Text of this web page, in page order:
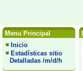
Menu Principal
Inicio
Estadísticas sitio
Detalladas /m/d/h